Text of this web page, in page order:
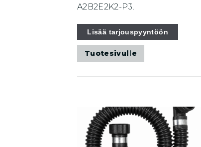
A2B2E2K2-P3.
Lisää tarjouspyyntöön
Tuotesivulle